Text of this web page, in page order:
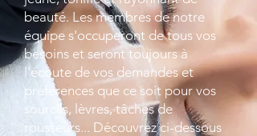
beauté. Les membres de notre
équipe s'occuperont de tous vos
besoins et seront toujours à
l’écoute de vos demandes et
préférences que ce soit pour vos
sourcils, lèvres, tâches de
rousseurs... Découvrez ci-dessous